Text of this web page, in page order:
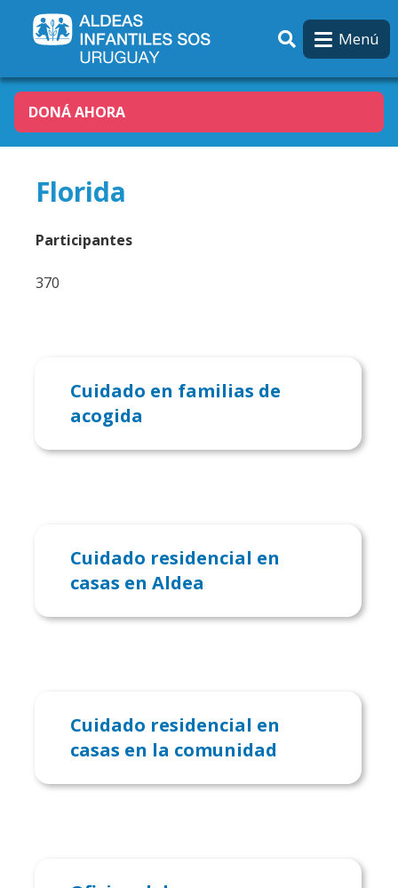
Menú
DONÁ AHORA
Florida
Participantes
370
Cuidado en familias de
acogida
Cuidado residencial en
casas en Aldea
Cuidado residencial en
casas en la comunidad